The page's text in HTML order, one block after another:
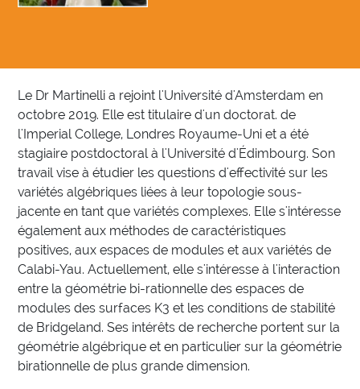
Le Dr Martinelli a rejoint l'Université d'Amsterdam en
octobre 2019. Elle est titulaire d'un doctorat. de
l'Imperial College, Londres Royaume-Uni et a été
stagiaire postdoctoral à l'Université d'Édimbourg. Son
travail vise à étudier les questions d'effectivité sur les
variétés algébriques liées à leur topologie sous-
jacente en tant que variétés complexes. Elle s'intéresse
également aux méthodes de caractéristiques
positives, aux espaces de modules et aux variétés de
Calabi-Yau. Actuellement, elle s'intéresse à l'interaction
entre la géométrie bi-rationnelle des espaces de
modules des surfaces K3 et les conditions de stabilité
de Bridgeland. Ses intérêts de recherche portent sur la
géométrie algébrique et en particulier sur la géométrie
birationnelle de plus grande dimension.